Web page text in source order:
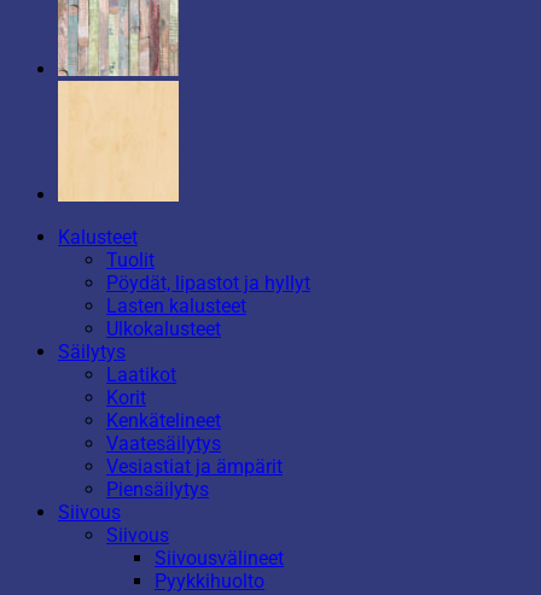
Kalusteet
Tuolit
Pöydät, lipastot ja hyllyt
Lasten kalusteet
Ulkokalusteet
Säilytys
Laatikot
Korit
Kenkätelineet
Vaatesäilytys
Vesiastiat ja ämpärit
Piensäilytys
Siivous
Siivous
Siivousvälineet
Pyykkihuolto